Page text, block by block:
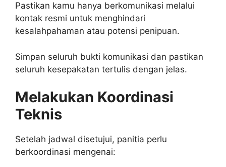
Pastikan kamu hanya berkomunikasi melalui
kontak resmi untuk menghindari
kesalahpahaman atau potensi penipuan.
Simpan seluruh bukti komunikasi dan pastikan
seluruh kesepakatan tertulis dengan jelas.
Melakukan Koordinasi
Teknis
Setelah jadwal disetujui, panitia perlu
berkoordinasi mengenai: